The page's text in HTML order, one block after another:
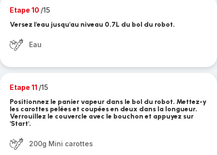
Etape 10 /15
Versez l'eau jusqu'au niveau 0.7L du bol du robot.
Eau
Etape 11 /15
Positionnez le panier vapeur dans le bol du robot. Mettez-y
les carottes pelées et coupées en deux dans la longueur.
Verrouillez le couvercle avec le bouchon et appuyez sur
'Start'.
200g Mini carottes